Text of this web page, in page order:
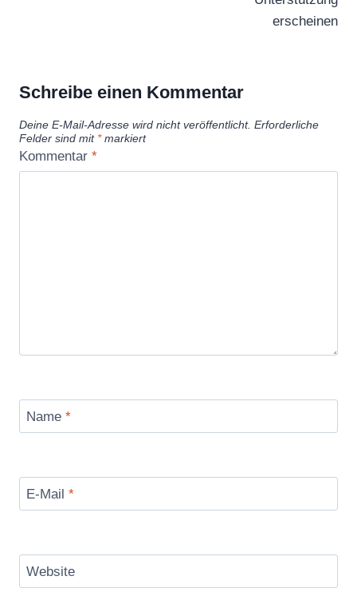
erscheinen
Schreibe einen Kommentar
Deine E-Mail-Adresse wird nicht veröffentlicht. Erforderliche
Felder sind mit *markiert
Kommentar *
Name *
E-Mail *
Website